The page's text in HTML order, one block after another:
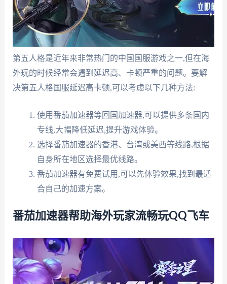
第五人格是近年来非常热门的中国国服游戏之一,但在海
外玩的时候经常会遇到延迟高、卡顿严重的问题。要解
决第五人格国服延迟高卡顿,可以考虑以下几种方法:
使用番茄加速器等回国加速器,可以提供多条国内
专线,大幅降低延迟,提升游戏体验。
选择番茄加速器的香港、台湾或美西等线路,根据
自身所在地区选择最优线路。
番茄加速器有免费试用,可以先体验效果,找到最适
合自己的加速方案。
番茄加速器帮助海外玩家流畅玩QQ飞车